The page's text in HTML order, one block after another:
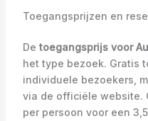
Toegangsprijzen en
De toegangsprijs voor
het type bezoek. Gratis
individuele bezoekers,
via de officiële website.
per persoon voor een